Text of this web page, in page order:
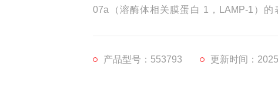
07a（溶酶体相关膜蛋白 1，LAMP-1）的
产品型号：553793
更新时间：